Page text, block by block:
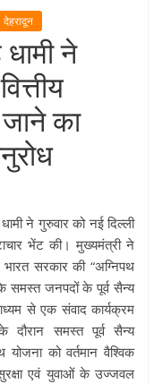
सिंह धामी ने हरकी पैड़ी
मार्ग पर हेलीकॉप्टर से
पुष्पवर्षा कर उनका स्वागत
में कांवड़ यात्रा के दौरान
आस्था, सेवा और संस्कृति का
को अपने हाथों से
सिंह धामी ने
का किया भ्रमण,
प्रबंधन व्यवस्थाओं की
देहरादून
ने
का
ने गुरुवार को नई दिल्ली
भेंट की। मुख्यमंत्री ने
भारत सरकार की “अग्निपथ
जनपदों के पूर्व सैन्य
से एक संवाद कार्यक्रम
दौरान समस्त पूर्व सैन्य
योजना को वर्तमान वैश्विक
एवं युवाओं के उज्जवल